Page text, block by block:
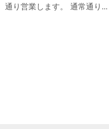
通り営業します。 通常通り...